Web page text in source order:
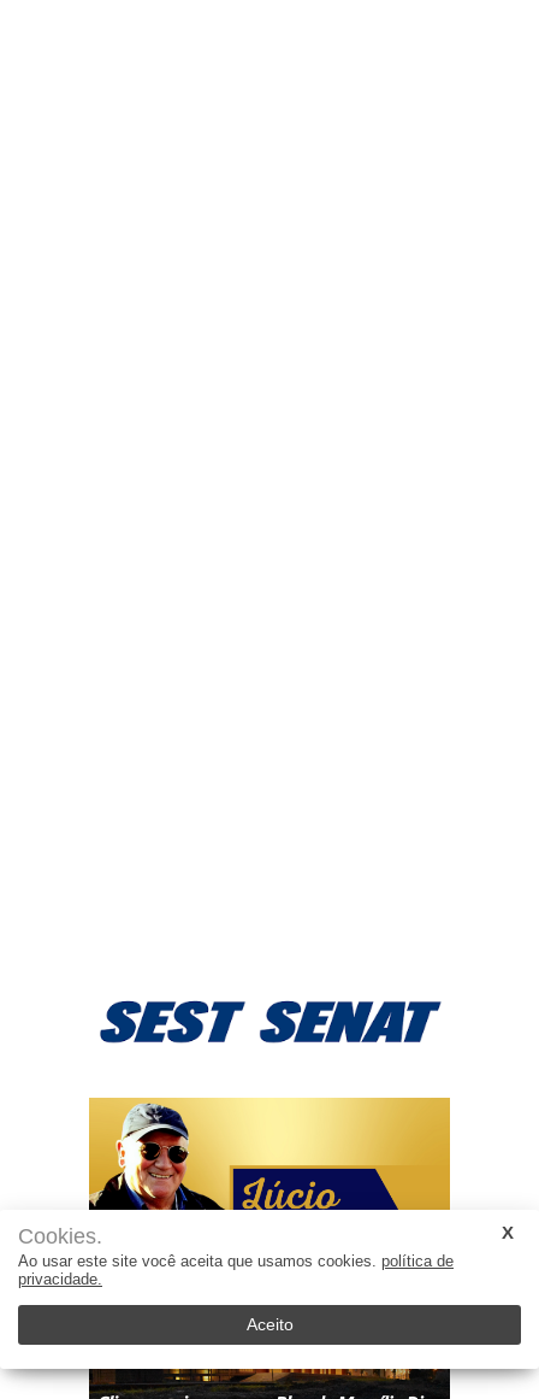
Cookies.
Ao usar este site você aceita que usamos cookies. política de
privacidade.
Aceito